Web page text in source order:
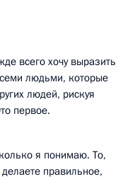
всего хочу выразить
людьми, которые
людей, рискуя
первое.
я понимаю. То,
правильное,